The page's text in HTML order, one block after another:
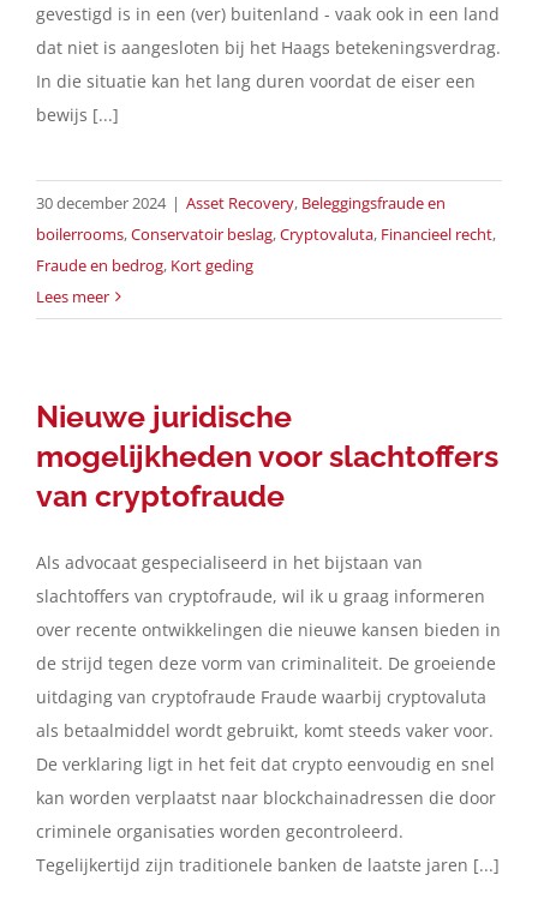
gevestigd is in een (ver) buitenland - vaak ook in een land
dat niet is aangesloten bij het Haags betekeningsverdrag.
In die situatie kan het lang duren voordat de eiser een
bewijs [...]
30 december 2024 | Asset Recovery, Beleggingsfraude en
boilerrooms,Conservatoir beslag,Cryptovaluta, Financieel recht,
Fraude en bedrog, Kort geding
Lees meer
Nieuwe juridische
mogelijkheden voor slachtoffers
van cryptofraude
Als advocaat gespecialiseerd in het bijstaan van
slachtoffers van cryptofraude, wil ik u graag informeren
over recente ontwikkelingen die nieuwe kansen bieden in
de strijd tegen deze vorm van criminaliteit. De groeiende
uitdaging van cryptofraude Fraude waarbij cryptovaluta
als betaalmiddel wordt gebruikt, komt steeds vaker voor.
De verklaring ligt in het feit dat crypto eenvoudig en snel
kan worden verplaatst naar blockchainadressen die door
criminele organisaties worden gecontroleerd.
Tegelijkertijd zijn traditionele banken de laatste jaren [...]